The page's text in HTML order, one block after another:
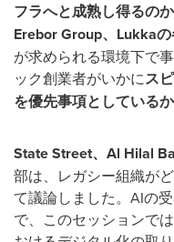
フラへと成熟し得るの
Erebor Group、Lukka
が求められる環境下で
ック創業者がいかにス
を優先事項としているか
State Street、Al Hilal
部は、レガシー組織が
て議論しました。AIの
で、このセッションで